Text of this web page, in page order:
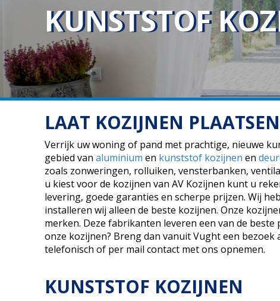
KUNSTSTOF
LAAT KOZIJNEN
Verrijk uw woning of pand met prachtige, nieuwe
gebied van aluminium en kunststof kozijnen en
zoals zonweringen, rolluiken, vensterbanken,
u kiest voor de kozijnen van AV Kozijnen kunt u
levering, goede garanties en scherpe prijzen. Wij
installeren wij alleen de beste kozijnen. Onze
merken. Deze fabrikanten leveren een van de
onze kozijnen? Breng dan vanuit Vught een
telefonisch of per mail contact met ons opnemen.
KUNSTSTOF KOZIJNEN